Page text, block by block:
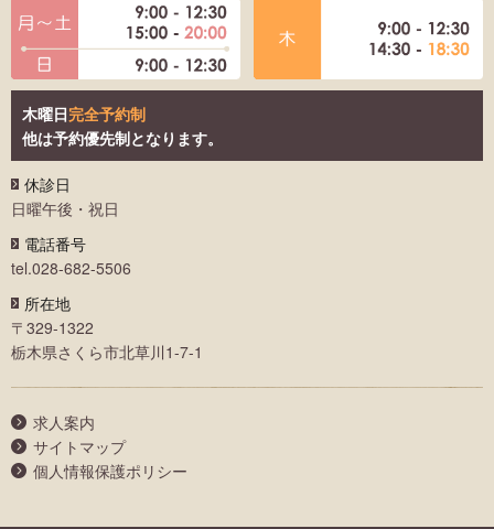
木曜日完全予約制
他は予約優先制となります。
休診日
日曜午後・祝日
電話番号
tel.028-682-5506
所在地
〒329-1322
栃木県さくら市北草川1-7-1
求人案内
サイトマップ
個人情報保護ポリシー